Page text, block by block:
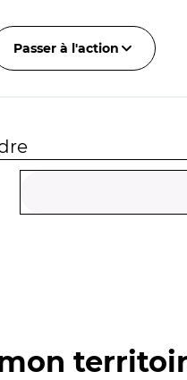
Passer à l'action